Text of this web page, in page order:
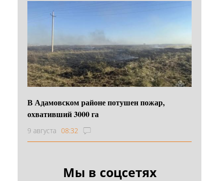
В Адамовском районе потушен пожар,
охвативший 3000 га
9 августа 08:32
Мы в соцсетях